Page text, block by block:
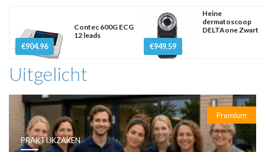
€904.96
Contec 600G ECG
12 leads
€949.59
Heine
dermatoscoop
DELTAone Zwart
Uitgelicht
Premium
PRAKTIJKZAKEN